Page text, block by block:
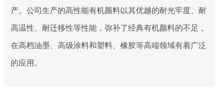
产。公司生产的高性能有机颜料以其优越的耐光牢度、耐
高温性、耐迁移性等性能，弥补了经典有机颜料的不足，
在高档油墨、高级涂料和塑料、橡胶等高端领域有着广泛
的应用。